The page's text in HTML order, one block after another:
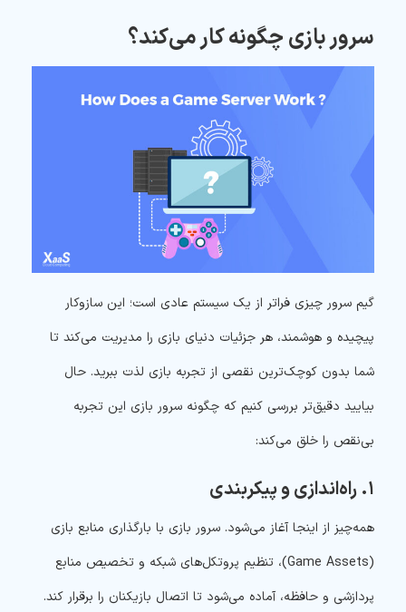
سرور بازی چگونه کار می‌کند؟
گیم سرور چیزی فراتر از یک سیستم عادی است؛ این سازوکار
پیچیده و هوشمند، هر جزئیات دنیای بازی را مدیریت می‌کند تا
شما بدون کوچک‌ترین نقصی از تجربه بازی لذت ببرید. حال
بیایید دقیق‌تر بررسی کنیم که چگونه سرور بازی این تجربه
بی‌نقص را خلق می‌کند:
۱. راه‌اندازی و پیکربندی
همه‌چیز از اینجا آغاز می‌شود. سرور بازی با بارگذاری منابع بازی
(Game Assets)، تنظیم پروتکل‌های شبکه و تخصیص منابع
پردازشی و حافظه، آماده می‌شود تا اتصال بازیکنان را برقرار کند.